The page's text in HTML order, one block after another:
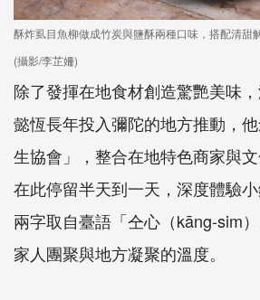
酥炸虱目魚柳做成竹炭與鹽酥兩種口味，搭配清甜
(攝影/李芷姍)
除了發揮在地食材創造驚艷美味
懿恆長年投入彌陀的地方推動，
生協會」，整合在地特色商家與
在此停留半天到一天，深度體驗小
兩字取自臺語「仝心（kāng-sim
家人團聚與地方凝聚的溫度。